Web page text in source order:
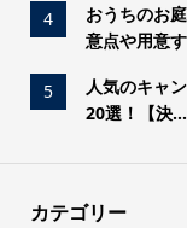
4
おうちのお
意点や用意
5
人気のキャ
20選！【決...
カテゴリー